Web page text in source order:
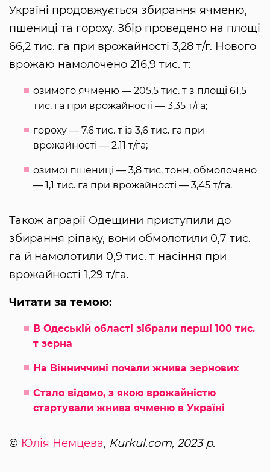
Україні продовжується збирання ячменю,
пшениці та гороху. Збір проведено на площі
66,2 тис. га при врожайності 3,28 т/г. Нового
врожаю намолочено 216,9 тис. т:
озимого ячменю — 205,5 тис. т з площі 61,5
тис. га при врожайності — 3,35 т/га;
гороху — 7,6 тис. т із 3,6 тис. га при
врожайності — 2,11 т/га;
озимої пшениці — 3,8 тис. тонн, обмолочено
— 1,1 тис. га при врожайності — 3,45 т/га.
Також аграрії Одещини приступили до
збирання ріпаку, вони обмолотили 0,7 тис.
га й намолотили 0,9 тис. т насіння при
врожайності 1,29 т/га.
Читати за темою:
В Одеській області зібрали перші 100 тис.
т зерна
На Вінниччині почали жнива зернових
Стало відомо, з якою врожайністю
стартували жнива ячменю в Україні
© Юлія Немцева, Kurkul.com, 2023 р.